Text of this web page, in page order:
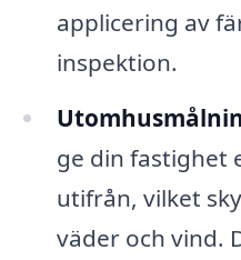
applicering av
inspektion.
ge din fastighet
utifrån, vilket
väder och vind.